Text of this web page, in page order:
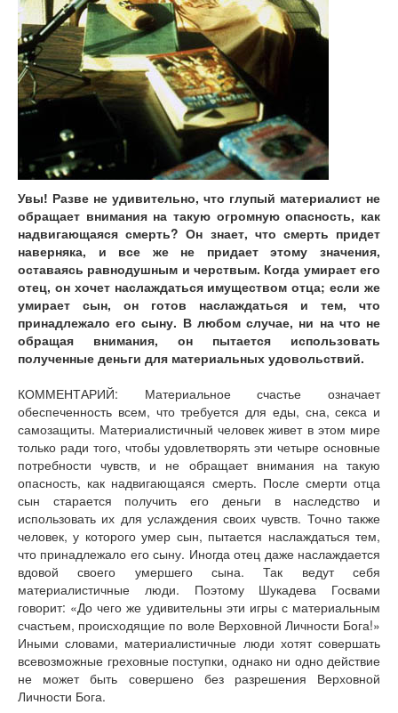
Увы! Разве не удивительно, что глупый материалист не
обращает внимания на такую огромную опасность, как
надвигающаяся смерть? Он знает, что смерть придет
наверняка, и все же не придает этому значения,
оставаясь равнодушным и черствым. Когда умирает его
отец, он хочет наслаждаться имуществом отца; если же
умирает сын, он готов наслаждаться и тем, что
принадлежало его сыну. В любом случае, ни на что не
обращая внимания, он пытается использовать
полученные деньги для материальных удовольствий.
КОММЕНТАРИЙ: Материальное счастье означает
обеспеченность всем, что требуется для еды, сна, секса и
самозащиты. Материалистичный человек живет в этом мире
только ради того, чтобы удовлетворять эти четыре основные
потребности чувств, и не обращает внимания на такую
опасность, как надвигающаяся смерть. После смерти отца
сын старается получить его деньги в наследство и
использовать их для услаждения своих чувств. Точно также
человек, у которого умер сын, пытается наслаждаться тем,
что принадлежало его сыну. Иногда отец даже наслаждается
вдовой своего умершего сына. Так ведут себя
материалистичные люди. Поэтому Шукадева Госвами
говорит: «До чего же удивительны эти игры с материальным
счастьем, происходящие по воле Верховной Личности Бога!»
Иными словами, материалистичные люди хотят совершать
всевозможные греховные поступки, однако ни одно действие
не может быть совершено без разрешения Верховной
Личности Бога.